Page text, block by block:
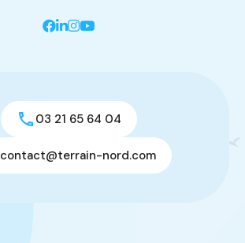
03 21 65 64 04
contact@terrain-nord.com